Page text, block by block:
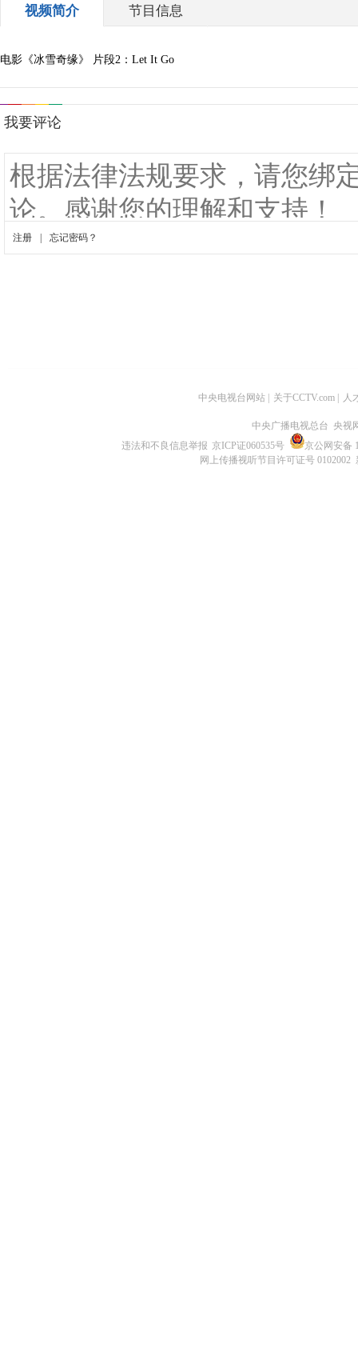
视频简介 节目信息
电影《冰雪奇缘》 片段2：Let It Go
中央电视台网站 关于CCTV.com 人
中央广播电视总台 央视
违法和不良信息举报 京ICP证060535号
京公网安备
网上传播视听节目许可证号 0102002